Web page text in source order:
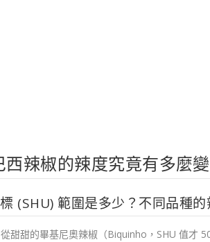
西辣椒的辣度究竟有多麼
(SHU) 範圍是多少？不同品種的
甜甜的畢基尼奧辣椒（Biquinho，SHU 值才